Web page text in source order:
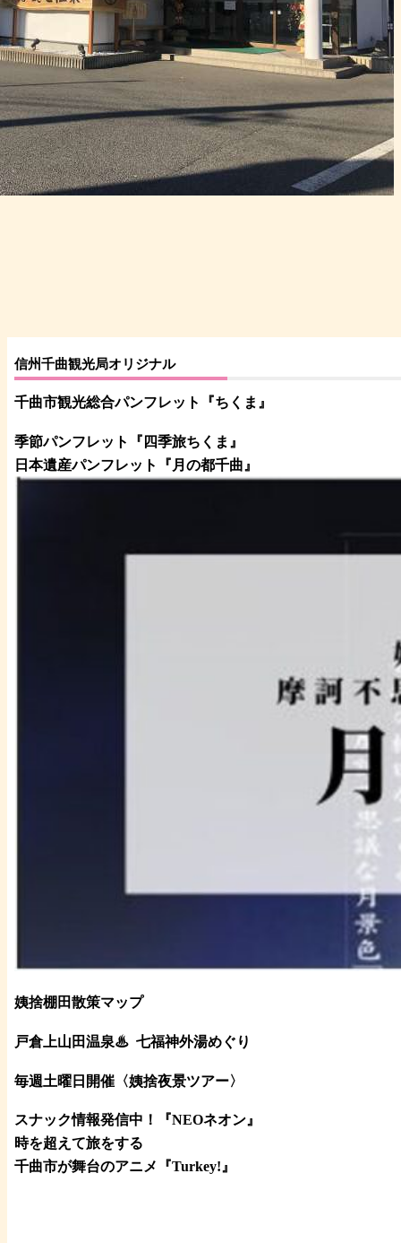
信州千曲観光局オリジナル
千曲市観光総合パンフレット 『ちくま 』
季節パンフレット『四季旅ちくま』
日本遺産パンフレット
『月の都千曲 』
姨捨棚田散策マップ
戸倉上山田温泉♨ 七福神外湯めぐり
毎週土曜日開催〈姨捨夜景ツアー〉
スナック情報発信中！『NEOネオン』
時を超えて旅をする
千曲市が舞台のアニメ『Turkey!』